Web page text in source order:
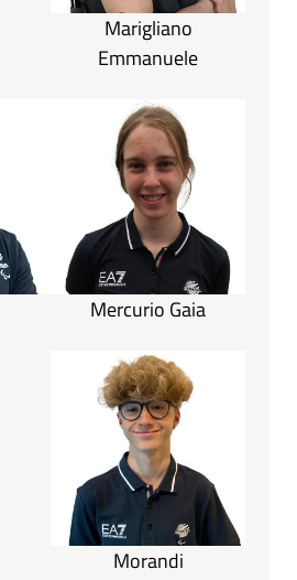
Marigliano
Emmanuele
Mercurio Gaia
Morandi